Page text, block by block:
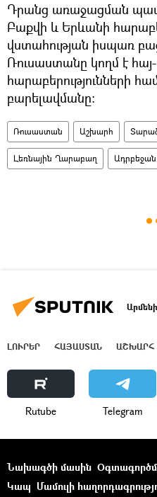
Դրանց առաջացման
Բաքվի և Երևանի
վստահության իսպառ
Ռուսաստանը կողմ է
հարաբերությունների
բարելավմանը։
Ռուսաստան Աշխարհ
Լեռնային Ղարաբաղ Ադրբեջան
ԼՈՒՐԵՐ ՀԱՅԱՍՏԱՆ ԱՇԽԱՐՀ
Rutube Telegram
Նախագծի մասին
Կապ Մամուլի